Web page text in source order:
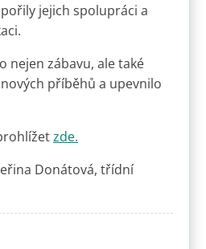
jejich spolupráci a
nejen zábavu, ale také
příběhů a upevnilo
zde.
Donátová, třídní